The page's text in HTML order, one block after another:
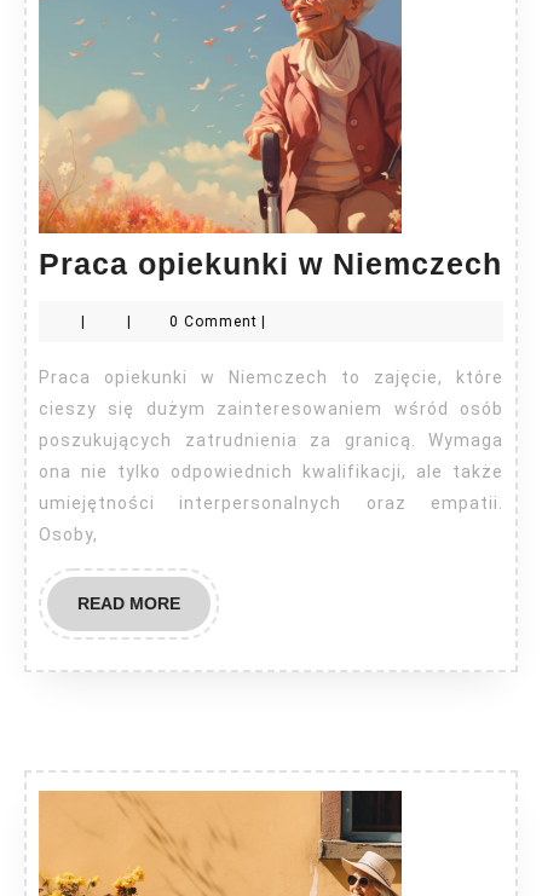
Praca opiekunki w Niemczech
w
| | 0 Comment |
Praca opiekunki w Niemczech to zajęcie, które
cieszy się dużym zainteresowaniem wśród osób
poszukujących zatrudnienia za granicą. Wymaga
ona nie tylko odpowiednich kwalifikacji, ale także
umiejętności interpersonalnych oraz empatii.
Osoby,
READ MOREREAD
MORE